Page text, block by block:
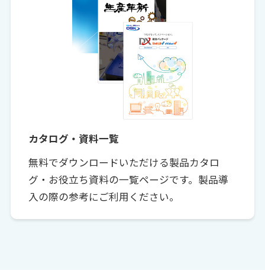
カタログ・資料一覧
無料でダウンロードいただける製品カタロ
グ・お役立ち資料の一覧ページです。製品導
入の際の参考にご利用ください。